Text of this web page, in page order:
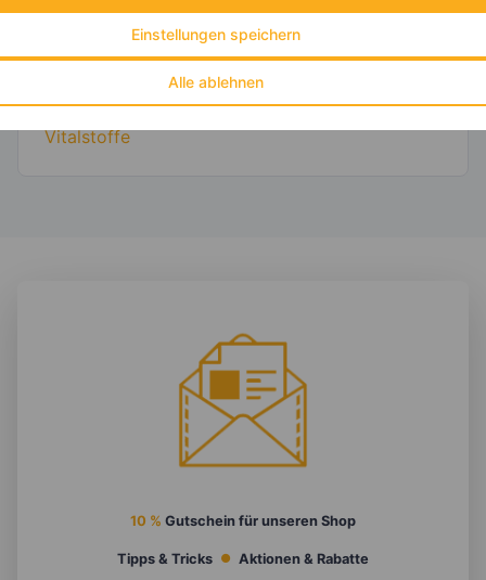
Alle ablehnen
Einstellungen speichern
Low Carb
Sport
Vegetarisch
Vitalstoffe
10 % Gutschein für unseren Shop
Tipps & Tricks Aktionen & Rabatte